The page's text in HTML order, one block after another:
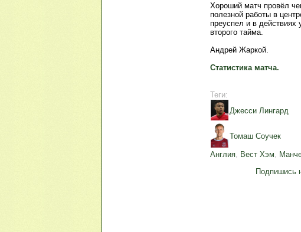
Хороший матч провёл
полезной работы в
преуспел и в действиях
второго тайма.
Андрей Жаркой.
Статистика матча.
Теги:
Джесси Лингард
Томаш Соучек
Англия, Вест Хэм,
Подпишись